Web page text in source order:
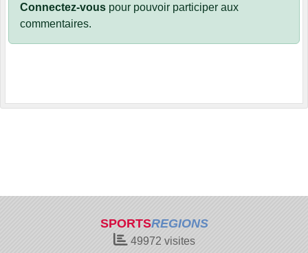
Connectez-vous pour pouvoir participer aux
commentaires.
SPORTSREGIONS
49972 visites